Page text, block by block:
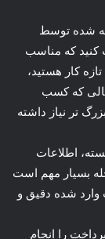
شده توسط
کنید که مناسب
کار هستید،
حالی که کسب
تر نیاز داشته
اطلاعات
بسیار مهم است
وارد شده دقیق و
را انجام